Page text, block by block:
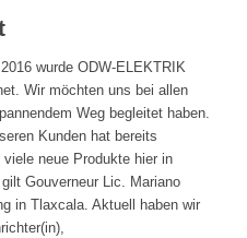
wurde ODW-ELEKTRIK
Wir möchten uns bei allen
Weg begleitet haben.
Kunden hat bereits
neue Produkte hier in
Gouverneur Lic. Mariano
in Tlaxcala. Aktuell haben wir